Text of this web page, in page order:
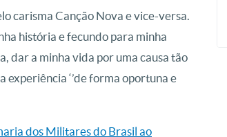
carisma Canção Nova e vice-versa.
história e fecundo para minha
dar a minha vida por uma causa tão
experiência ‘’de forma oportuna e
dos Militares do Brasil ao